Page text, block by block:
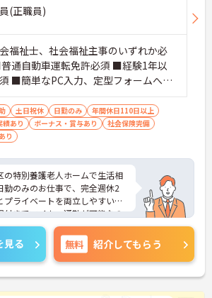
(正職員)
福祉士、社会福祉主事のいずれか必
通自動車運転免許必須 ■経験1年以
■簡単なPC入力、定型フォームへの
業できれば尚可
土日祝休 日勤のみ
年間休日110日以上
あり
ボーナス・賞与あり
社会保険完備
り
の特別養護老人ホームで生活相
勤のみのお仕事で、完全週休2
プライベートを両立しやすい職
きでマイカー通勤が可能なの
♪ご興味のある方は、面接ポイ
で、お気軽にご連絡くださ
見る 無料 紹介してもらう